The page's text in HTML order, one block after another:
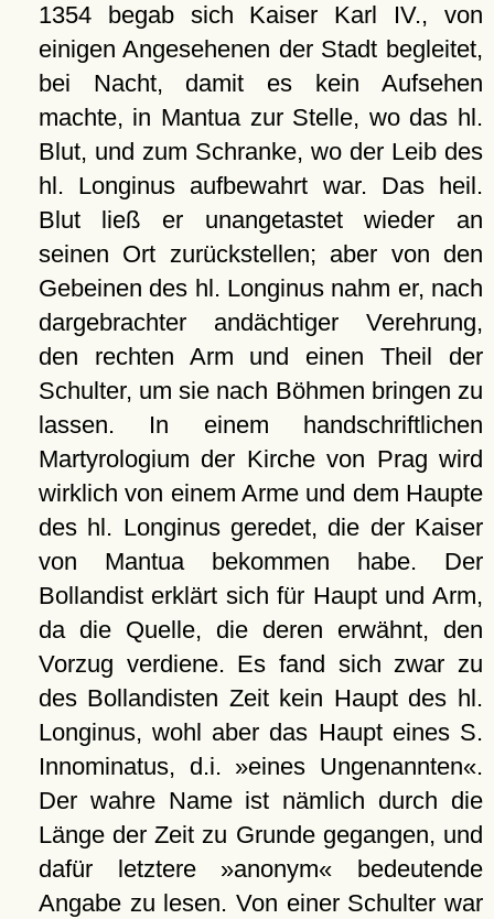
1354 begab sich Kaiser Karl IV., von
einigen Angesehenen der Stadt begleitet,
bei Nacht, damit es kein Aufsehen
machte, in Mantua zur Stelle, wo das hl.
Blut, und zum Schranke, wo der Leib des
hl. Longinus aufbewahrt war. Das heil.
Blut ließ er unangetastet wieder an
seinen Ort zurückstellen; aber von den
Gebeinen des hl. Longinus nahm er, nach
dargebrachter andächtiger Verehrung,
den rechten Arm und einen Theil der
Schulter, um sie nach Böhmen bringen zu
lassen. In einem handschriftlichen
Martyrologium der Kirche von Prag wird
wirklich von einem Arme und dem Haupte
des hl. Longinus geredet, die der Kaiser
von Mantua bekommen habe. Der
Bollandist erklärt sich für Haupt und Arm,
da die Quelle, die deren erwähnt, den
Vorzug verdiene. Es fand sich zwar zu
des Bollandisten Zeit kein Haupt des hl.
Longinus, wohl aber das Haupt eines S.
Innominatus, d.i. »eines Ungenannten«.
Der wahre Name ist nämlich durch die
Länge der Zeit zu Grunde gegangen, und
dafür letztere »anonym« bedeutende
Angabe zu lesen. Von einer Schulter war